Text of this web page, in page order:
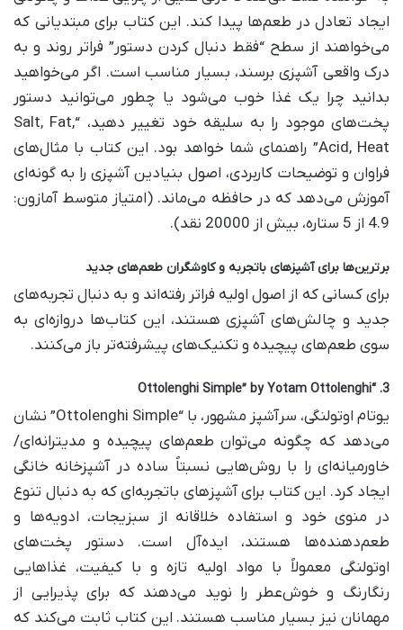
ایجاد تعادل در طعم‌ها پیدا کند. این کتاب برای مبتدیانی که
می‌خواهند از سطح “فقط دنبال کردن دستور” فراتر روند و به
درک واقعی آشپزی برسند، بسیار مناسب است. اگر می‌خواهید
بدانید چرا یک غذا خوب می‌شود یا چطور می‌توانید دستور
پخت‌های موجود را به سلیقه خود تغییر دهید، “Salt, Fat,
Acid, Heat” راهنمای شما خواهد بود. این کتاب با مثال‌های
فراوان و توضیحات کاربردی، اصول بنیادین آشپزی را به گونه‌ای
آموزش می‌دهد که در حافظه می‌ماند. (امتیاز متوسط آمازون:
4.9 از 5 ستاره، بیش از 20000 نقد).
برترین‌ها برای آشپزهای باتجربه و کاوشگران طعم‌های جدید
برای کسانی که از اصول اولیه فراتر رفته‌اند و به دنبال تجربه‌های
جدید و چالش‌های آشپزی هستند، این کتاب‌ها دروازه‌ای به
سوی طعم‌های پیچیده و تکنیک‌های پیشرفته‌تر باز می‌کنند.
3. “Ottolenghi Simple” by Yotam Ottolenghi
یوتام اوتولنگی، سرآشپز مشهور، با “Ottolenghi Simple” نشان
می‌دهد که چگونه می‌توان طعم‌های پیچیده و مدیترانه‌ای/
خاورمیانه‌ای را با روش‌هایی نسبتاً ساده در آشپزخانه خانگی
ایجاد کرد. این کتاب برای آشپزهای باتجربه‌ای که به دنبال تنوع
در منوی خود و استفاده خلاقانه از سبزیجات، ادویه‌ها و
طعم‌دهنده‌ها هستند، ایده‌آل است. دستور پخت‌های
اوتولنگی معمولاً با مواد اولیه تازه و با کیفیت، غذاهایی
رنگارنگ و خوش‌عطر را نوید می‌دهند که برای پذیرایی از
مهمانان نیز بسیار مناسب هستند. این کتاب ثابت می‌کند که